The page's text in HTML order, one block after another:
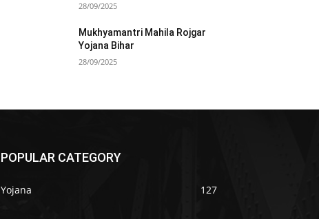
28/09/2025
Mukhyamantri Mahila Rojgar
Yojana Bihar
28/09/2025
POPULAR CATEGORY
Yojana 127